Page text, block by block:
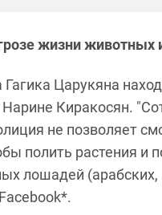
жизни животных
Царукяна
Киракосян.
не позволяет
полить растения и
лошадей (арабских,